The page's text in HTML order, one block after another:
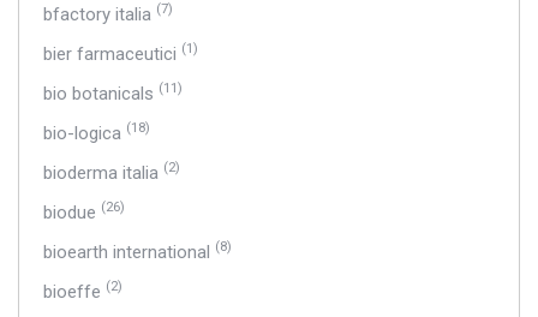
bfactory italia (7)
bier farmaceutici (1)
bio botanicals (11)
bio-logica (18)
bioderma italia (2)
biodue (26)
bioearth international (8)
bioeffe (2)